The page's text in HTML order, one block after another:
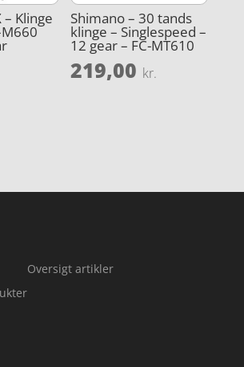
– Klinge Shimano – 30 tands
klinge – Singlespeed –
12 gear – FC-MT610
219,00 kr.
Oversigt artikler